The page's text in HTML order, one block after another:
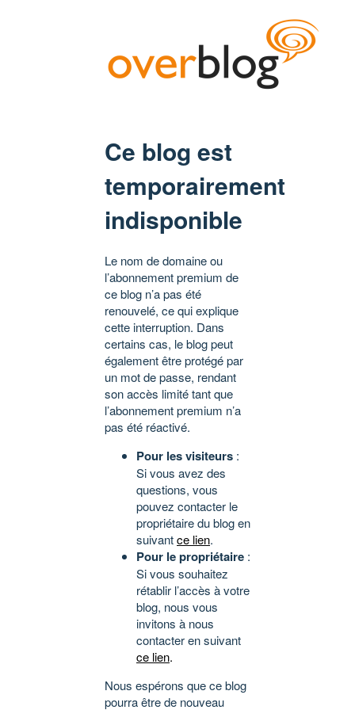
Ce blog est
temporairement
indisponible
Le nom de domaine ou
l’abonnement premium de
ce blog n’a pas été
renouvelé, ce qui explique
cette interruption. Dans
certains cas, le blog peut
également être protégé par
un mot de passe, rendant
son accès limité tant que
l’abonnement premium n’a
pas été réactivé.
Pour les visiteurs :
Si vous avez des
questions, vous
pouvez contacter le
propriétaire du blog en
suivantce lien.
Pour le propriétaire :
Si vous souhaitez
rétablir l’accès à votre
blog, nous vous
invitons à nous
contacter en suivant
ce lien.
Nous espérons que ce blog
pourra être de nouveau